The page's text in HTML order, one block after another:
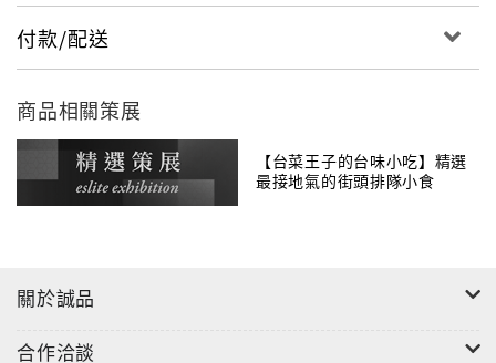
很沒有賣相。我妹妹的小孩都很喜歡這樣，吃完了都會
再去裝，最少也會再喝一點湯，無形的默契變成家人之
間維繫的一種牽絆，這一種羈絆，現在從爸爸接到我手
上
－－林振瑞／紅燒牛肉麵
付款/配送
商品相關策展
【台菜王子的台味小吃】精選
最接地氣的街頭排隊小食
關於誠品
合作洽談